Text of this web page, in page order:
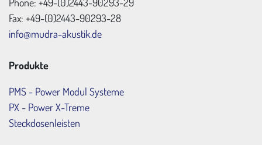
Fax: +49-(0)2443-90293-28
info@mudra-akustik.de
Produkte
PMS - Power Modul Systeme
PX - Power X-Treme
Steckdosenleisten